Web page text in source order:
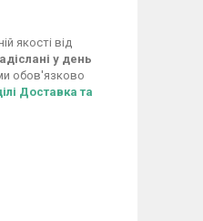
якості від
у день
обов'язково
Доставка та